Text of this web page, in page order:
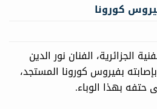
كورونا
الجزائرية، الفنان نور الدين
بفيروس كورونا المستجد،
حتفه بهذا الوباء.